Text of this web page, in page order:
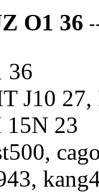
O1 36
36
J10
23